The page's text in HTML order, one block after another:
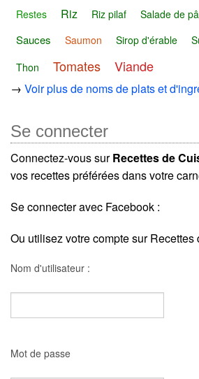
Restes Riz Riz pilaf Salade de
Sauces Saumon Sirop d'érable
Thon Tomates Viande
→ Voir plus de noms de plats et
Se connecter
Connectez-vous surRecettes de
vos recettes préférées dans votre
Se connecter avec Facebook :
Ou utilisez votre compte sur Recettes
Nom d'utilisateur :
Mot de passe